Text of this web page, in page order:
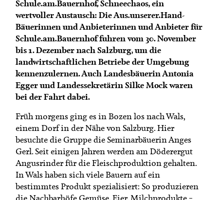
Schule.am.Bauernhof, Schneechaos, ein
wertvoller Austausch: Die Aus.unserer.Hand-
Bäuerinnen und Anbieterinnen und Anbieter für
Schule.am.Bauernhof fuhren vom 30. November
bis 1. Dezember nach Salzburg, um die
landwirtschaftlichen Betriebe der Umgebung
kennenzulernen. Auch Landesbäuerin Antonia
Egger und Landessekretärin Silke Mock waren
bei der Fahrt dabei.
Früh morgens ging es in Bozen los nach Wals,
einem Dorf in der Nähe von Salzburg. Hier
besuchte die Gruppe die Seminarbäuerin Anges
Gerl. Seit einigen Jahren werden am Döderergut
Angusrinder für die Fleischproduktion gehalten.
In Wals haben sich viele Bauern auf ein
bestimmtes Produkt spezialisiert: So produzieren
die Nachbarhöfe Gemüse, Eier, Milchprodukte –